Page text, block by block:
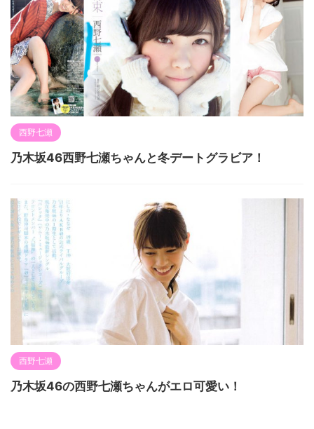
西野七瀬
乃木坂46西野七瀬ちゃんと冬デートグラビア！
西野七瀬
乃木坂46の西野七瀬ちゃんがエロ可愛い！